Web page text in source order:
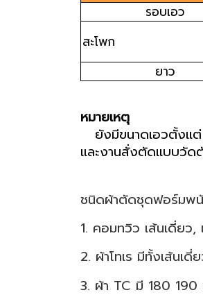
รอบเอว
สะโ
ยาว
หมายเหตุ
ยังมีขนาดเอวตั้งแ
และงานสั่งตัดแบบวัด
ชนิดผ้าตัดชุดฟอร์มพ
1. คอมทวิว เส้นเดี่ยว
2. ผ้าโทเร มีทั้งเส้นเดี่
3. ผ้า TC มี 180 190